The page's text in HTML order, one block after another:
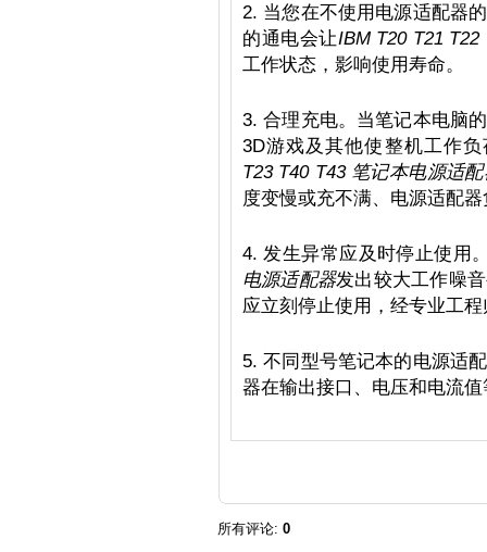
2. 当您在不使用电源适配器
的通电会让IBM T20 T21
工作状态，影响使用寿命。
3. 合理充电。当笔记本电脑
3D游戏及其他使整机工作
T23 T40 T43 笔记本电源适
度变慢或充不满、电源适配
4. 发生异常应及时停止使用
电源适配器发出较大工作噪
应立刻停止使用，经专业工
5. 不同型号笔记本的电源适
器在输出接口、电压和电流
所有评论: 0